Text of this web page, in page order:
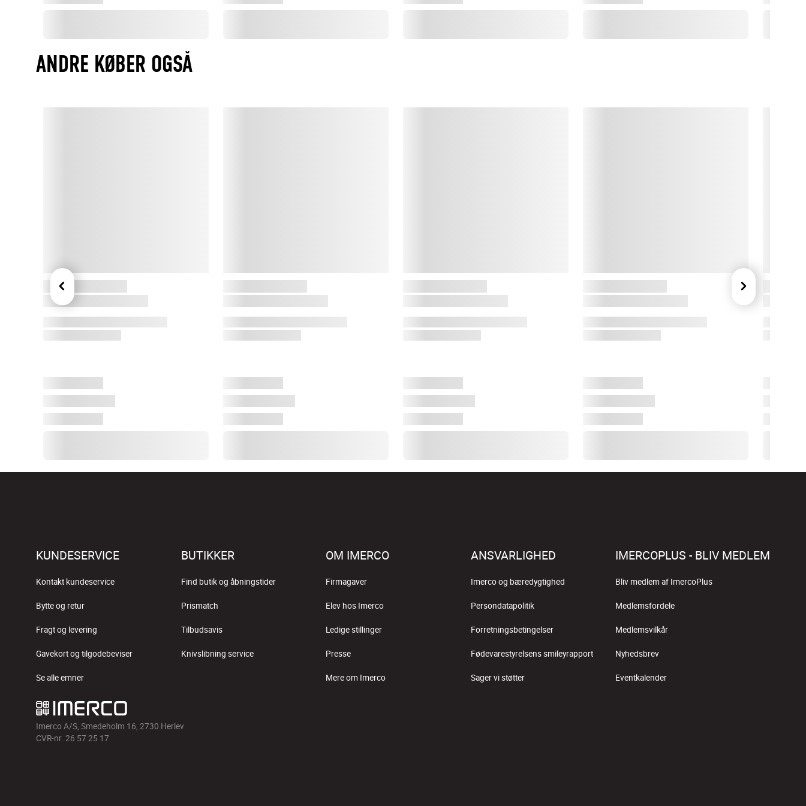
ANDRE KØBER OGSÅ
KUNDESERVICE
Kontakt kundeservice
Bytte og retur
Fragt og levering
Gavekort og tilgodebeviser
Se alle emner
BUTIKKER
Find butik og åbningstider
Prismatch
Tilbudsavis
Knivslibning service
OM IMERCO
Firmagaver
Elev hos Imerco
Ledige stillinger
Presse
Mere om Imerco
ANSVARLIGHED
Imerco og bæredygtighed
Persondatapolitik
Forretningsbetingelser
Fødevarestyrelsens smileyrapport
Sager vi støtter
IMERCOPLUS - BLIV MEDLEM
Bliv medlem af ImercoPlus
Medlemsfordele
Medlemsvilkår
Nyhedsbrev
Eventkalender
Imerco A/S, Smedeholm 16, 2730 Herlev
CVR-nr. 26 57 25 17